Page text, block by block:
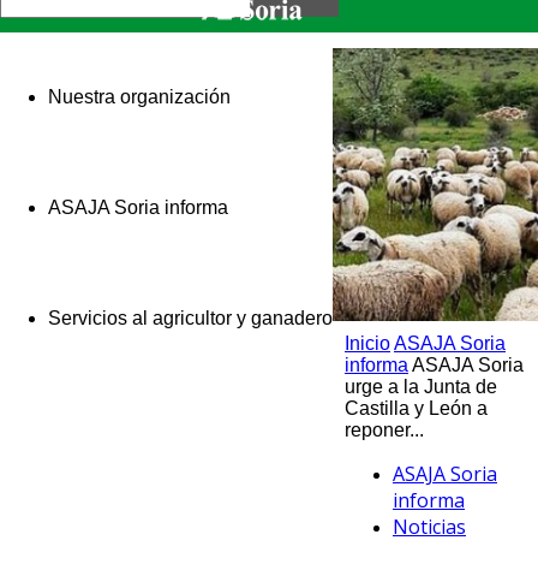
Nuestra organización
ASAJA Soria informa
Servicios al agricultor y ganadero
InicioASAJA Soria
informa ASAJA Soria
urge a la Junta de
Castilla y León a
reponer...
ASAJA Soria
informa
Noticias